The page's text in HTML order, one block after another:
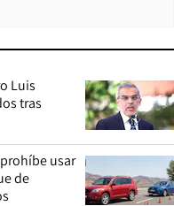
Luis
tras
usar
de